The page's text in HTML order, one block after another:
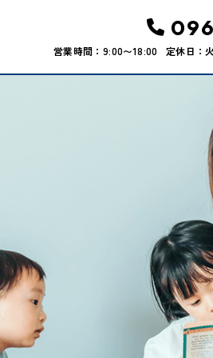
営業時間：9:00〜18:00 定休日：